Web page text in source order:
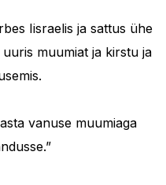
Iisraelis ja sattus ühe
muumiat ja kirstu ja
vanuse muumiaga